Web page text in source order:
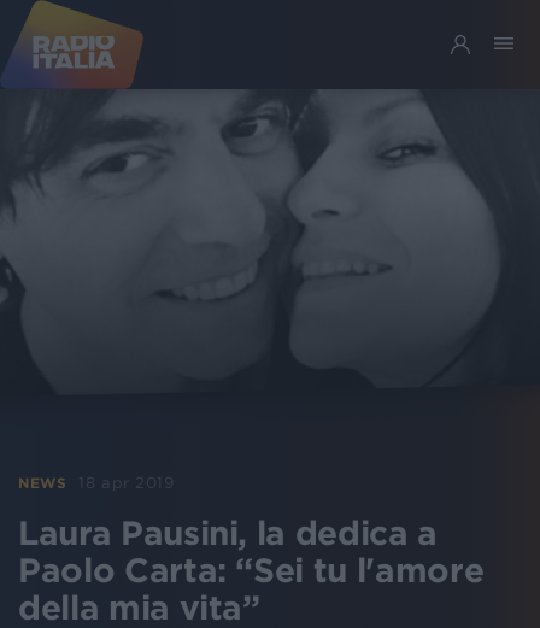
NEWS 18 apr 2019
Laura Pausini, la dedica a
Paolo Carta: “Sei tu l'amore
della mia vita”